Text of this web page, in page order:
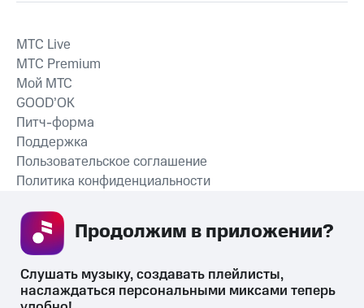
СКАЧАТЬ ПРИЛОЖЕНИЕ
MTС Live
MTС Premium
Мой МТС
GOOD’OK
Питч-форма
Поддержка
Пользовательское соглашение
Политика конфиденциальности
Слушать музыку, создавать плейлисты,
наслаждаться персональными миксами теперь